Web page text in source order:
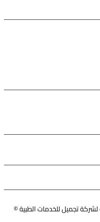
تجميل للخدمات الطبية ©